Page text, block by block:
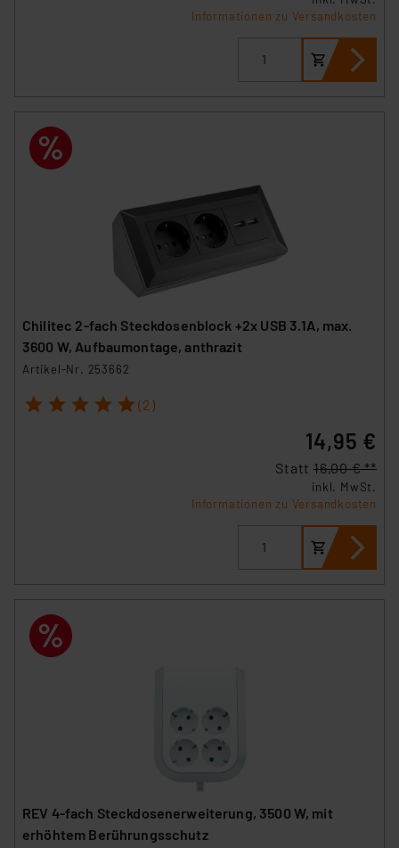
Informationen zu Versandkosten
Chilitec 2-fach Steckdosenblock +2x USB 3.1A, max.
3600 W, Aufbaumontage, anthrazit
Artikel-Nr. 253662
1 2 3 4 5 (2)
14,95 €
Statt 16,00 € **
inkl. MwSt.
Informationen zu Versandkosten
REV 4-fach Steckdosenerweiterung, 3500 W, mit
erhöhtem Berührungsschutz